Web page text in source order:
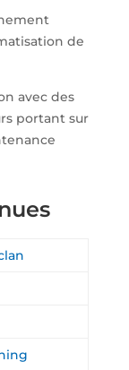
de
avec des
portant sur